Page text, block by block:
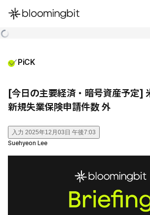
한국어
PiCK
[今日の主要経済・暗号資産予定]
新規失業保険申請件数 外
入力 2025年12月03日 午後7:03
Suehyeon Lee